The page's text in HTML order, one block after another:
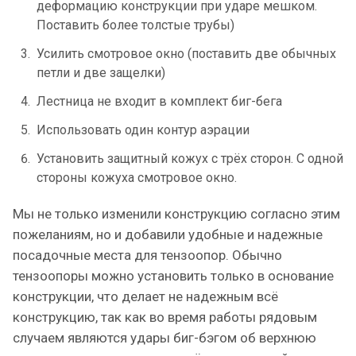
деформацию конструкции при ударе мешком.
Поставить более толстые трубы)
Усилить смотровое окно (поставить две обычных
петли и две защелки)
Лестница не входит в комплект биг-бега
Использовать один контур аэрации
Установить защитный кожух с трёх сторон. С одной
стороны кожуха смотровое окно.
Мы не только изменили конструкцию согласно этим
пожеланиям, но и добавили удобные и надежные
посадочные места для тензоопор. Обычно
тензоопоры можно установить только в основание
конструкции, что делает не надежным всё
конструкцию, так как во время работы рядовым
случаем являются удары биг-бэгом об верхнюю